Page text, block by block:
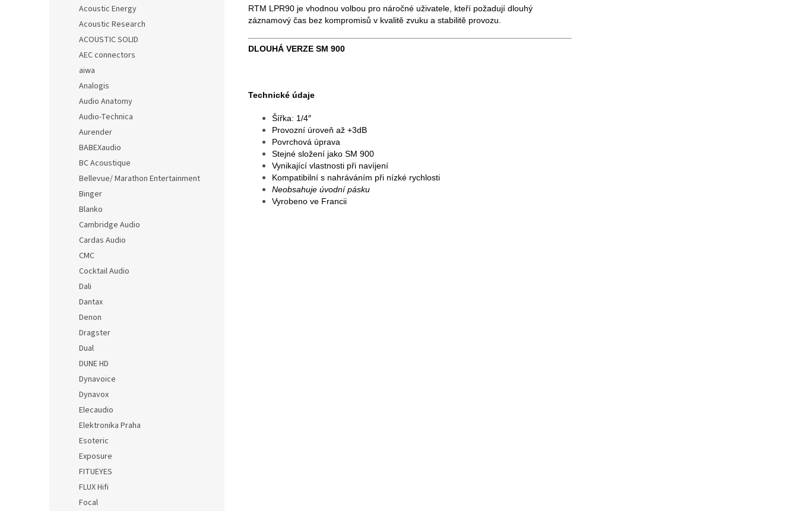
Acoustic Energy
Acoustic Research
ACOUSTIC SOLID
AEC connectors
aiwa
Analogis
Audio Anatomy
Audio-Technica
Aurender
BABEXaudio
BC Acoustique
Bellevue/ Marathon Entertainment
Binger
Blanko
Cambridge Audio
Cardas Audio
CMC
Cocktail Audio
Dali
Dantax
Denon
Dragster
Dual
DUNE HD
Dynavoice
Dynavox
Elecaudio
Elektronika Praha
Esoteric
Exposure
FITUEYES
FLUX Hifi
Focal
RTM LPR90 je vhodnou volbou pro náročné uživatele, kteří požadují dlouhý
záznamový čas bez kompromisů v kvalitě zvuku a stabilitě provozu.
DLOUHÁ VERZE SM 900
Technické údaje
Šířka: 1/4″
Provozní úroveň až +3dB
Povrchová úprava
Stejné složení jako SM 900
Vynikající vlastnosti při navíjení
Kompatibilní s nahráváním při nízké rychlosti
Neobsahuje úvodní pásku
Vyrobeno ve Francii